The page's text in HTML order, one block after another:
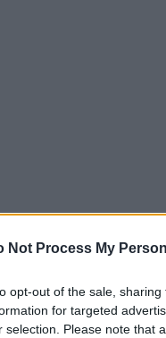
Not Process My
opt-out of the sale,
for targeted
selection. Please note that
tika nopludinātas